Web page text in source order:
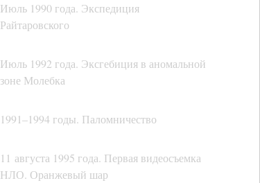
Июль 1990 года. Экспедиция
Райтаровского
Июль 1992 года. Эксгебиция в аномальной
зоне Молебка
1991–1994 годы. Паломничество
11 августа 1995 года. Первая видеосъемка
НЛО. Оранжевый шар